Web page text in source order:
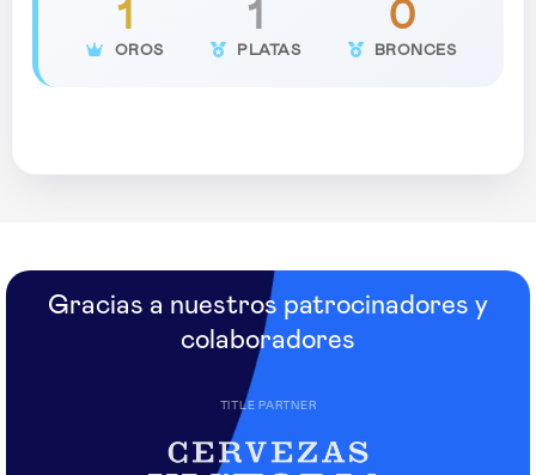
1
OROS
1
PLATAS
0
BRONCES
Gracias a nuestros patrocinadores y
colaboradores
TITLE PARTNER